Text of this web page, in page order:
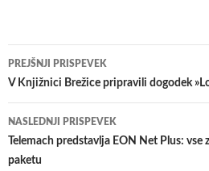
Krmarjenje
po
prispevkih
PREJŠNJI PRISPEVEK
V Knjižnici Brežice pripravili dogodek
NASLEDNJI PRISPEVEK
Telemach predstavlja EON Net Plus: vse
paketu